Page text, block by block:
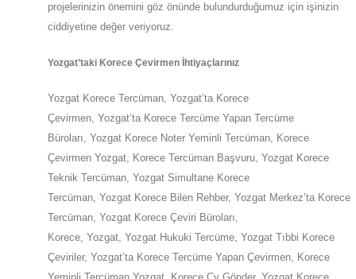
projelerinizin önemini göz önünde bulundurduğumuz için işinizin
ciddiyetine değer veriyoruz.
Yozgat’taki Korece Çevirmen İhtiyaçlarınız
Yozgat Korece Tercüman, Yozgat’ta Korece
Çevirmen, Yozgat’ta Korece Tercüme Yapan Tercüme
Büroları, Yozgat Korece Noter Yeminli Tercüman, Korece
Çevirmen Yozgat, Korece Tercüman Başvuru, Yozgat Korece
Teknik Tercüman, Yozgat Simultane Korece
Tercüman, Yozgat Korece Bilen Rehber, Yozgat Merkez’ta Korece
Tercüman, Yozgat Korece Çeviri Büroları,
Korece, Yozgat, Yozgat Hukuki Tercüme, Yozgat Tıbbi Korece
Çeviriler, Yozgat’ta Korece Tercüme Yapan Çevirmen, Korece